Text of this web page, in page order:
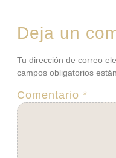
Deja un
Tu dirección de correo
Comentario*